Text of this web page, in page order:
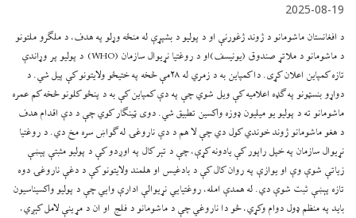
2025-08-19
د افغانستان ماشومانو د ژوند ژغورنې او د پولیو د بشپړې له منځه وړلو په هدف، د ملګرو ملتونو
د ماشومانو د ملاتړ صندوق (یونیسف)او د روغتیا نړیوال سازمان (WHO) د پولیو پر وړاندې
تازه کمپاین اعلان کړی. دا کمپاین به د زمري له ۲۸مې څخه په ختیځو ولایتونو کې پیل شي. د
دواړو بنسټونو په ګډه اعلامیه کې ویل شوي چې په دې کمپاین کې به د پنځو کلونو څخه کم عمره
ماشومانو ته د پولیو یو میلیون ډوزه واکسین تطبیق شي. دوی ټینګار کوي چې د دې اقدام هدف
د هغو ماشومانو ژوند خوندي کول دي چې لا هم د دې ناروغۍ له ګواښ سره مخ دي. د روغتیا
نړیوال سازمان په خپل راپور کې یادونه کړې، چې د تېر کال په اوږدو کې د پولیو مثبتې پېښې
زیاتې شوې وې او یوازې په روان کال کې د بادغیس او هلمند ولایتونو کې د دغې ناروغۍ دوه
تازه پېښې ثبت شوې دي. له همدې امله، روغتیايي نړیوالې ادارې وايي چې د پولیو واکسیناسیون
باید په منظم ډول دوام وکړي، څو دا ناروغي چې د ماشومانو د فلج او ان د مړينې لامل کېږي،